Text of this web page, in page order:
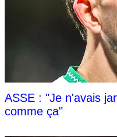
ASSE : "Je n'avais
comme ça"